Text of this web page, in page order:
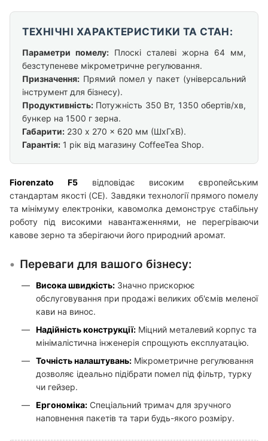
ТЕХНІЧНІ ХАРАКТЕРИСТИКИ ТА СТАН:
Параметри помелу: Плоскі сталеві жорна 64 мм,
безступеневе мікрометричне регулювання.
Призначення: Прямий помел у пакет (універсальний
інструмент для бізнесу).
Продуктивність: Потужність 350 Вт, 1350 обертів/хв,
бункер на 1500 г зерна.
Габарити: 230 x 270 x 620 мм (ШхГхВ).
Гарантія: 1 рік від магазину CoffeeTea Shop.
Fiorenzato F5відповідає високим європейським
стандартам якості (CE). Завдяки технології прямого помелу
та мінімуму електроніки, кавомолка демонструє стабільну
роботу під високими навантаженнями, не перегріваючи
кавове зерно та зберігаючи його природний аромат.
Переваги для вашого бізнесу:
Висока швидкість: Значно прискорює
обслуговування при продажі великих об'ємів меленої
кави на винос.
Надійність конструкції: Міцний металевий корпус та
мінімалістична інженерія спрощують експлуатацію.
Точність налаштувань: Мікрометричне регулювання
дозволяє ідеально підібрати помел під фільтр, турку
чи гейзер.
Ергономіка: Спеціальний тримач для зручного
наповнення пакетів та тари будь-якого розміру.